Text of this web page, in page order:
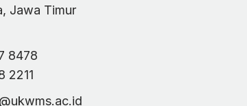
Jawa Timur
8478
2211